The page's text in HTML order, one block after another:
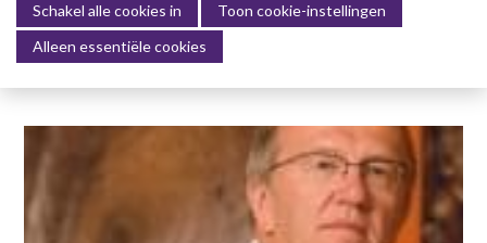
Menu
Lidmaatschap
Kennisbank
Dag van de Bouwkosten 2025
Magazine
Kostenmanagement Bouw &
Infra (KM)
ABK-model 2023
Schakel alle cookies in
Toon cookie-instellingen
Alleen essentiële cookies